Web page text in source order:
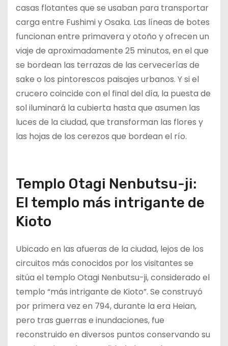
casas flotantes que se usaban para transportar
carga entre Fushimi y Osaka. Las líneas de botes
funcionan entre primavera y otoño y ofrecen un
viaje de aproximadamente 25 minutos, en el que
se bordean las terrazas de las cervecerías de
sake o los pintorescos paisajes urbanos. Y si el
crucero coincide con el final del día, la puesta de
sol iluminará la cubierta hasta que asumen las
luces de la ciudad, que transforman las flores y
las hojas de los cerezos que bordean el río.
Templo Otagi Nenbutsu-ji:
El templo más intrigante de
Kioto
Ubicado en las afueras de la ciudad, lejos de los
circuitos más conocidos por los visitantes se
sitúa el templo Otagi Nenbutsu-ji, considerado el
templo “más intrigante de Kioto”. Se construyó
por primera vez en 794, durante la era Heian,
pero tras guerras e inundaciones, fue
reconstruido en diversos puntos conservando su